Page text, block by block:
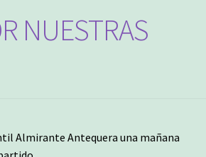
NUESTRAS
Almirante Antequera una mañana